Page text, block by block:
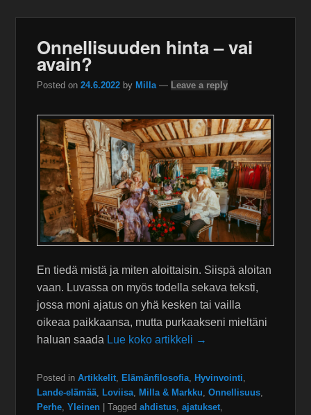
Onnellisuuden hinta – vai
avain?
Posted on24.6.2022 by Milla — Leave a reply
En tiedä mistä ja miten aloittaisin. Siispä aloitan
vaan. Luvassa on myös todella sekava teksti,
jossa moni ajatus on yhä kesken tai vailla
oikeaa paikkaansa, mutta purkaakseni mieltäni
haluan saada Lue koko artikkeli →
Posted in Artikkelit Elämänfilosofia Hyvinvointi
Lande-elämää Loviisa Milla & Markku ,Onnellisuus
Perhe ,Yleinen |Tagged ahdistus ,ajatukset